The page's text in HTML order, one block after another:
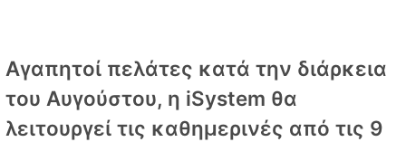
Αγαπητοί πελάτες κατά την διάρκεια
του Αυγούστου, η iSystem θα
λειτουργεί τις καθημερινές από τις 9